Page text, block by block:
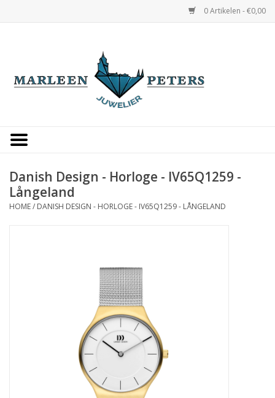
0 Artikelen - €0,00
Occasions
Cadeaukaarten
Danish Design - Horloge - IV65Q1259 -
Långeland
HOME/ DANISH DESIGN - HORLOGE - IV65Q1259 - LÅNGELAND